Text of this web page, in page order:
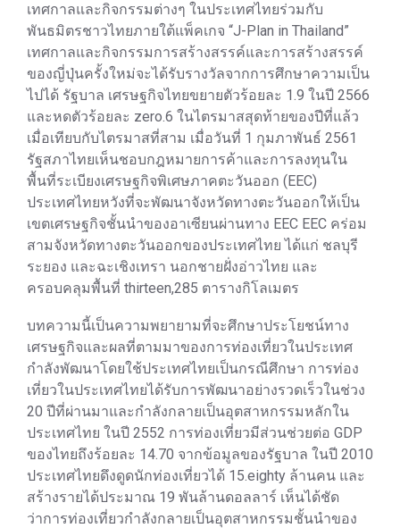
เทศกาลและกิจกรรมต่างๆ ในประเทศไทยร่วมกับ
พันธมิตรชาวไทยภายใต้แพ็คเกจ “J-Plan in Thailand”
เทศกาลและกิจกรรมการสร้างสรรค์และการสร้างสรรค์
ของญี่ปุ่นครั้งใหม่จะได้รับรางวัลจากการศึกษาความเป็น
ไปได้ รัฐบาล เศรษฐกิจไทยขยายตัวร้อยละ 1.9 ในปี 2566
และหดตัวร้อยละ zero.6 ในไตรมาสสุดท้ายของปีที่แล้ว
เมื่อเทียบกับไตรมาสที่สาม เมื่อวันที่ 1 กุมภาพันธ์ 2561
รัฐสภาไทยเห็นชอบกฎหมายการค้าและการลงทุนใน
พื้นที่ระเบียงเศรษฐกิจพิเศษภาคตะวันออก (EEC)
ประเทศไทยหวังที่จะพัฒนาจังหวัดทางตะวันออกให้เป็น
เขตเศรษฐกิจชั้นนำของอาเซียนผ่านทาง EEC EEC คร่อม
สามจังหวัดทางตะวันออกของประเทศไทย ได้แก่ ชลบุรี
ระยอง และฉะเชิงเทรา นอกชายฝั่งอ่าวไทย และ
ครอบคลุมพื้นที่ thirteen,285 ตารางกิโลเมตร
บทความนี้เป็นความพยายามที่จะศึกษาประโยชน์ทาง
เศรษฐกิจและผลที่ตามมาของการท่องเที่ยวในประเทศ
กำลังพัฒนาโดยใช้ประเทศไทยเป็นกรณีศึกษา การท่อง
เที่ยวในประเทศไทยได้รับการพัฒนาอย่างรวดเร็วในช่วง
20 ปีที่ผ่านมาและกำลังกลายเป็นอุตสาหกรรมหลักใน
ประเทศไทย ในปี 2552 การท่องเที่ยวมีส่วนช่วยต่อ GDP
ของไทยถึงร้อยละ 14.70 จากข้อมูลของรัฐบาล ในปี 2010
ประเทศไทยดึงดูดนักท่องเที่ยวได้ 15.eighty ล้านคน และ
สร้างรายได้ประมาณ 19 พันล้านดอลลาร์ เห็นได้ชัด
ว่าการท่องเที่ยวกำลังกลายเป็นอุตสาหกรรมชั้นนำของ